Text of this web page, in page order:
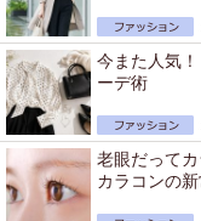
今また人気
ーデ術
老眼だって
カラコンの